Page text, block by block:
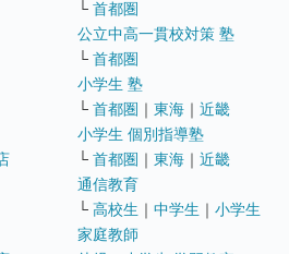
└ 首都圏
公立中高一貫校対策 塾
└ 首都圏
小学生 塾
└ 首都圏 ｜ 東海 ｜ 近畿
小学生 個別指導塾
└ 首都圏 ｜ 東海 ｜ 近畿
通信教育
└ 高校生 ｜ 中学生 ｜ 小学生
家庭教師